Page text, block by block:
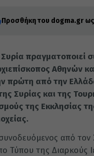
Προσθήκη του dogma.gr ως
Συρία πραγματοποιεί
Αθηνών
πρώτη από την
Συρίας και της
της Εκκλησίας
από
Τύπου της Διαρκούς